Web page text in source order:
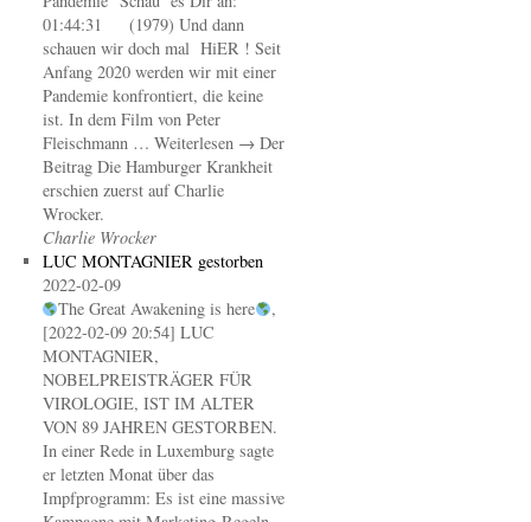
01:44:31 (1979) Und dann
schauen wir doch mal HiER ! Seit
Anfang 2020 werden wir mit einer
Pandemie konfrontiert, die keine
ist. In dem Film von Peter
Fleischmann … Weiterlesen → Der
Beitrag Die Hamburger Krankheit
erschien zuerst auf Charlie
Wrocker.
Charlie Wrocker
LUC MONTAGNIER gestorben
2022-02-09
The Great Awakening is here
,
[2022-02-09 20:54] LUC
MONTAGNIER,
NOBELPREISTRÄGER FÜR
VIROLOGIE, IST IM ALTER
VON 89 JAHREN GESTORBEN.
In einer Rede in Luxemburg sagte
er letzten Monat über das
Impfprogramm: Es ist eine massive